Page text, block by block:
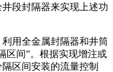
段封隔器来实现上述功
用全金属封隔器和井筒
区间”。根据实现增注或
区间安装的流量控制